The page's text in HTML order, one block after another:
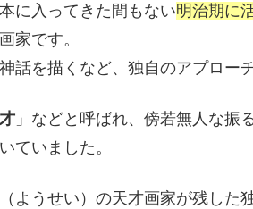
に入ってきた間もない明治期に
家です。
話を描くなど、独自のアプロー
」などと呼ばれ、傍若無人な振
ていました。
ようせい）の天才画家が残した